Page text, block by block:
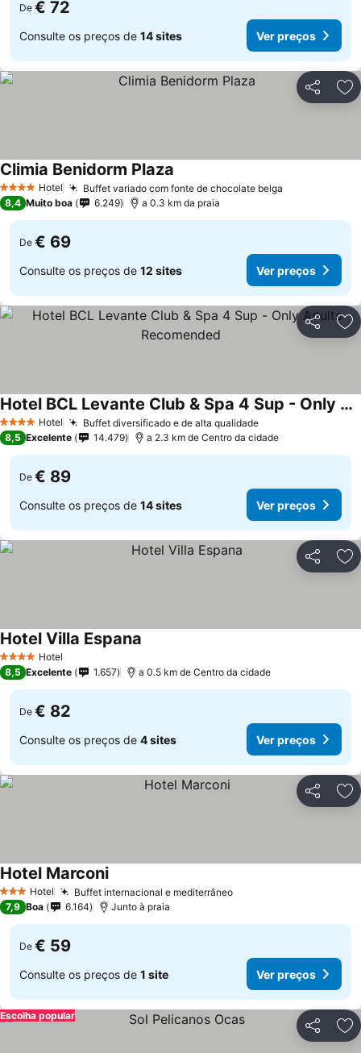
De € 72
Consulte os preços de 14 sites Ver preços
Partilhar
4 EstrelasHotel Buffet variado com fonte de chocolate belga
Climia Benidorm Plaza
8,4 Muito boa 6.249 a 0.3 km da praia
De € 69
Consulte os preços de 12 sites Ver preços
Partilhar
4 EstrelasHotel Buffet diversificado e de alta qualidadeVer preços
Hotel BCL Levante Club & Spa 4 Sup - Only Adults Recomended
Ver preços
8,5 Excelente 14.479 a 2.3 km de Centro da cidade
De € 89
Consulte os preços de 14 sites Ver preços
Partilhar
4 EstrelasHotel
Hotel Villa Espana
8,5 Excelente 1.657 a 0.5 km de Centro da cidade
De € 82
Consulte os preços de 4 sites Ver preços
Partilhar
3 EstrelasHotel Buffet internacional e mediterrâneoVer preços
Hotel MarconiVer preços
7,9 Boa 6.164 Junto à praia
De € 59
Consulte os preços de 1 site Ver preços
Partilhar
Escolha popular